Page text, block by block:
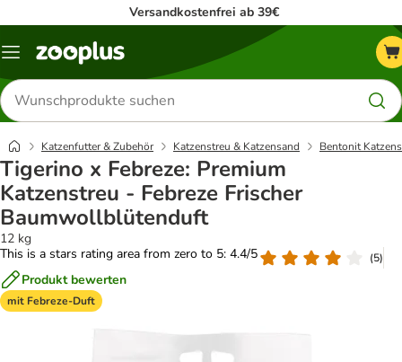
Versandkostenfrei ab 39€
Menü
Produkte
suchen
Katzenfutter & Zubehör Katzenstreu & Katzensand Bentonit
Tigerino x Febreze: Premium
Katzenstreu - Febreze Frischer
Baumwollblütenduft
12 kg
This is a stars rating area from zero to 5: 4.4/5
(5)
Produkt bewerten
mit Febreze-Duft